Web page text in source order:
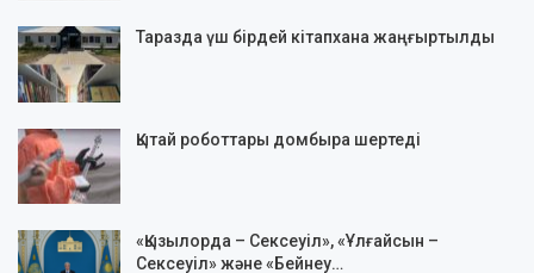
Таразда үш бірдей кітапхана жаңғыртылды
Қытай роботтары домбыра шертеді
«Қызылорда – Сексеуіл», «Ұлғайсын –
Сексеуіл» және «Бейнеу…